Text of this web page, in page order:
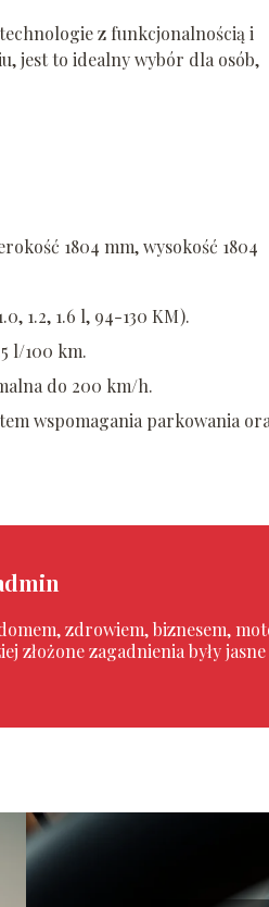
z funkcjonalnością i
jest to idealny wybór dla osób,
1804 mm, wysokość 1804
1.2, 1.6 l, 94-130 KM).
l/100 km.
do 200 km/h.
wspomagania parkowania
zdrowiem, biznesem,
złożone zagadnienia były